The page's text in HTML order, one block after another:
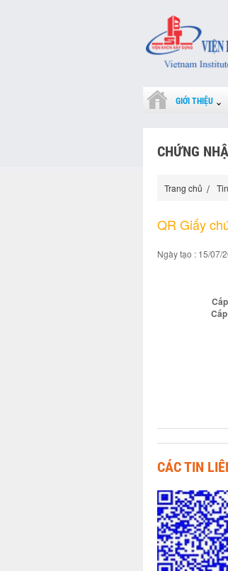
GIỚI THIỆU
CHỨNG
Trang chủ
QR Giấy
Ngày tạo : 15/07/
CÁC TIN